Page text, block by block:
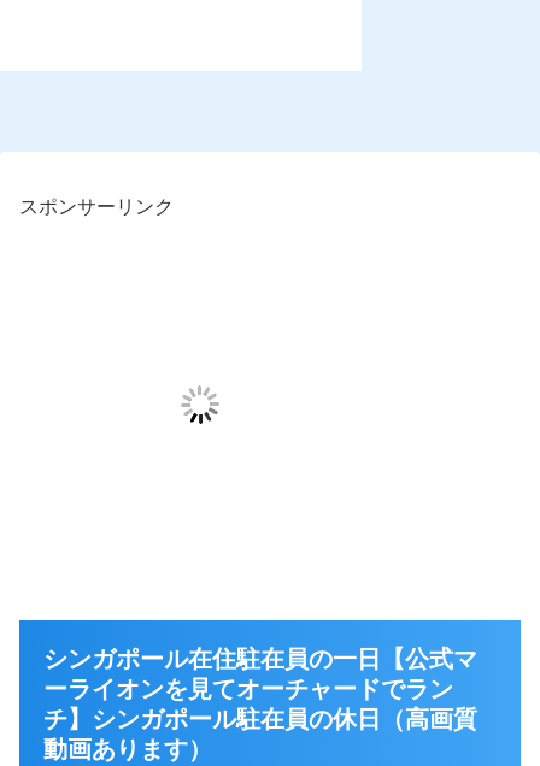
スポンサーリンク
シンガポール在住駐在員の一日【公式マ
ーライオンを見てオーチャードでラン
チ】シンガポール駐在員の休日（高画質
動画あります）